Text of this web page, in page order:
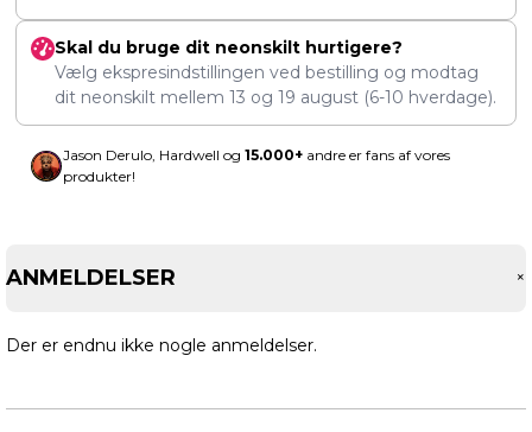
Skal du bruge dit neonskilt hurtigere?
Vælg ekspresindstillingen ved bestilling og modtag
dit neonskilt mellem 13 og 19 august (6-10 hverdage).
Jason Derulo, Hardwell og 15.000+ andre er fans af vores
produkter!
ANMELDELSER +
Der er endnu ikke nogle anmeldelser.